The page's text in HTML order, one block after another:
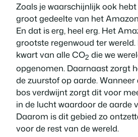
Zoals je waarschijnlijk ook
groot gedeelte van het
En dat is erg, heel erg. Het
grootste regenwoud ter
kwart van alle CO2 die we
opgenomen. Daarnaast zorgt
de zuurstof op aarde. Wanneer
bos verdwijnt zorgt dit voor
in de lucht waardoor de aarde
Daarom is dit gebied zo
voor de rest van de wereld.